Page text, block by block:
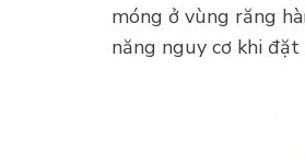
móng ở vùng răng
năng nguy cơ khi